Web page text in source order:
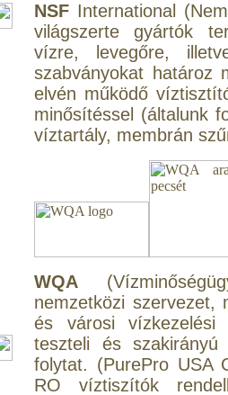
NSF International
világszerte gyártók
vízre, levegőre,
szabványokat határoz
elvén működő
minősítéssel (általunk
víztartály, membrán
WQA
nemzetközi szervezet,
és városi vízkezelési
teszteli és
folytat. (PurePro USA
RO víztiszítók